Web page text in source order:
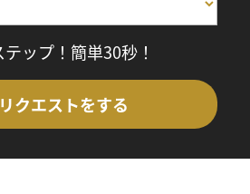
ップ！簡単30秒！
クエストをする